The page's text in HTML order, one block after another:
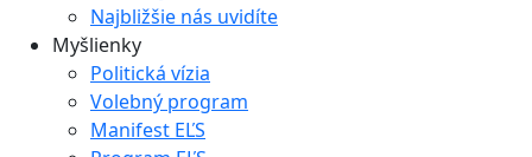
Najbližšie nás uvidíte
Myšlienky
Politická vízia
Volebný program
Manifest EĽS